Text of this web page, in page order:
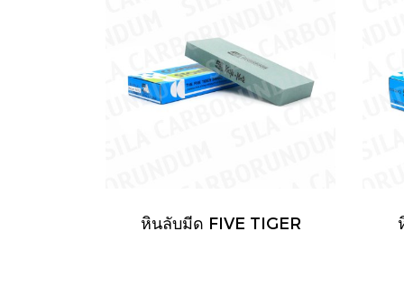
หินลับมีด FIVE TIGER